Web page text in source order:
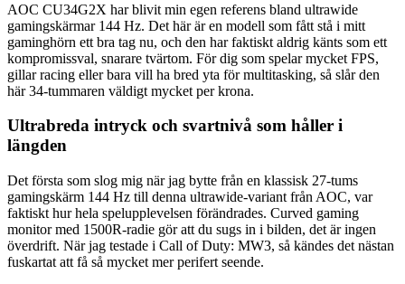
AOC CU34G2X har blivit min egen referens bland ultrawide
gamingskärmar 144 Hz. Det här är en modell som fått stå i mitt
gaminghörn ett bra tag nu, och den har faktiskt aldrig känts som ett
kompromissval, snarare tvärtom. För dig som spelar mycket FPS,
gillar racing eller bara vill ha bred yta för multitasking, så slår den
här 34-tummaren väldigt mycket per krona.
Ultrabreda intryck och svartnivå som håller i
längden
Det första som slog mig när jag bytte från en klassisk 27-tums
gamingskärm 144 Hz till denna ultrawide-variant från AOC, var
faktiskt hur hela spelupplevelsen förändrades. Curved gaming
monitor med 1500R-radie gör att du sugs in i bilden, det är ingen
överdrift. När jag testade i Call of Duty: MW3, så kändes det nästan
fuskartat att få så mycket mer perifert seende.